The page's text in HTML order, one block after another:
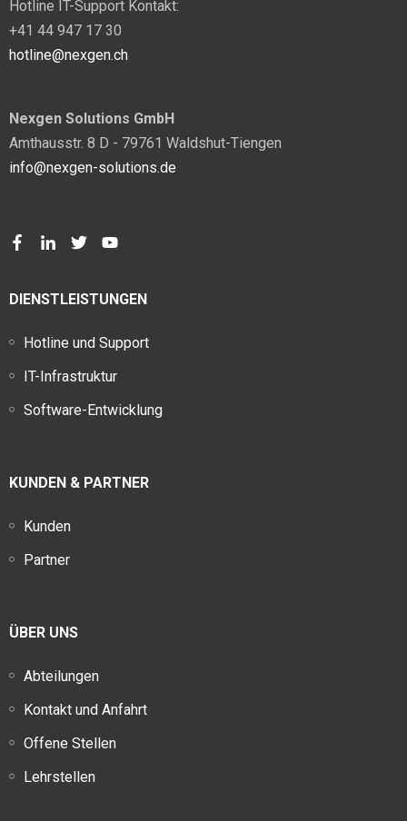
Hotline IT-Support Kontakt:
+41 44 947 17 30
hotline@nexgen.ch
Nexgen Solutions GmbH
Amthausstr. 8 D - 79761 Waldshut-Tiengen
info@nexgen-solutions.de
DIENSTLEISTUNGEN
Hotline und Support
IT-Infrastruktur
Software-Entwicklung
KUNDEN & PARTNER
Kunden
Partner
ÜBER UNS
Abteilungen
Kontakt und Anfahrt
Offene Stellen
Lehrstellen